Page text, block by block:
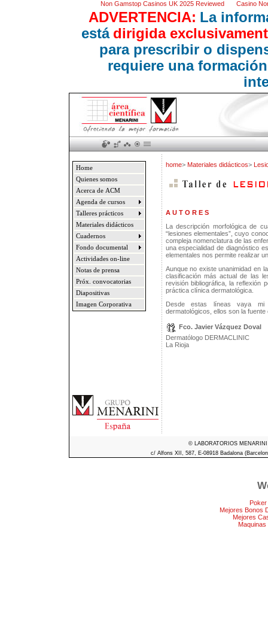
Non Gamstop Casinos UK 2025 Reviewed Casino
ADVERTENCIA: La
está dirigida
para prescribir o
requiere una
Home
Quienes somos
Acerca de ACM
Agenda de cursos
Talleres prácticos
Materiales didácticos
Cuadernos
Fondo documental
Actividades on-line
Notas de prensa
Próx. convocatorias
Diapositivas
Imagen Corporativa
home> Materiales didácticos>
A U T O R E S
La descripción morfológica de
“lesiones elementales”, cuyo
compleja nomenclatura de las
una especialidad de diagnóstico
elementales nos permite realizar
Aunque no existe unanimidad en
clasificación más actual de las
revisión bibliográfica, la reflexión
práctica clínica dermatológica.
Desde estas líneas vaya mi
dermatológicos, ellos son la fuente
Fco. Javier Vázquez Doval
Dermatólogo DERMACLINIC
La Rioja
© LABORATORIOS
c/ Alfons XII, 587, E-08918 Badalona
Mejores Bonos
Mejores